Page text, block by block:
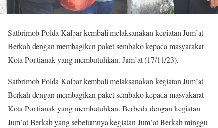
Satbrimob Polda Kalbar kembali melaksanakan kegiatan Jum’at
Berkah dengan membagikan paket sembako kepada masyarakat
Kota Pontianak yang membutuhkan. Jum’at (17/11/23).
Satbrimob Polda Kalbar kembali melaksanakan kegiatan Jum’at
Berkah dengan membagikan paket sembako kepada masyakarat
Kota Pontianak yang membutuhkan. Berbeda dengan kegiatan
Jum’at Berkah yang sebelumnya kegiatan Jum’at Berkah minggu